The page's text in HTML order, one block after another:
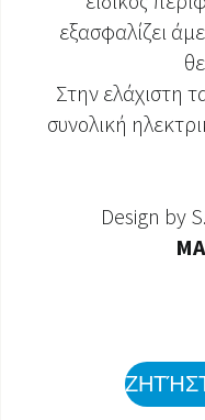
εξασφαλίζει
Στην ελάχιστη
συνολική
Design by